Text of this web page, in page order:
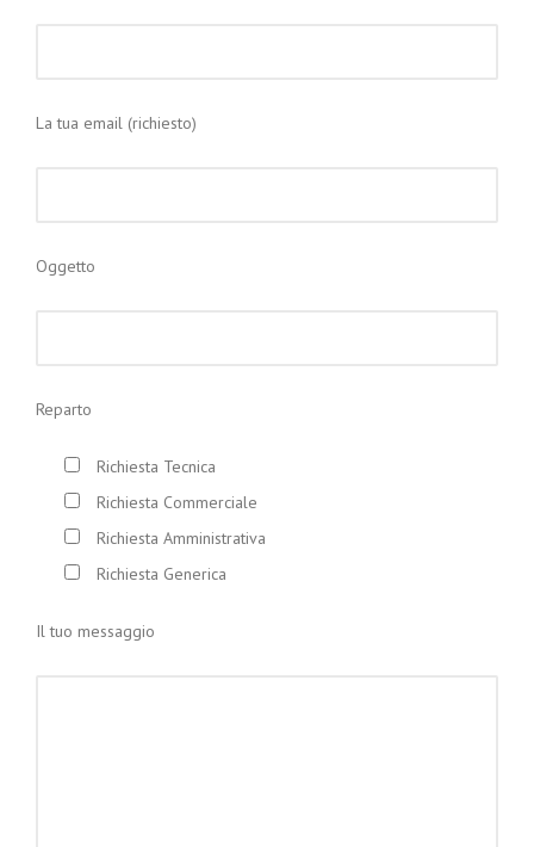
La tua email (richiesto)
Oggetto
Reparto
Richiesta Tecnica
Richiesta Commerciale
Richiesta Amministrativa
Richiesta Generica
Il tuo messaggio